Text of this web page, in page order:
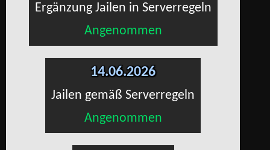
Ergänzung Jailen in Serverregeln
Angenommen
14.06.2026
Jailen gemäß Serverregeln
Angenommen